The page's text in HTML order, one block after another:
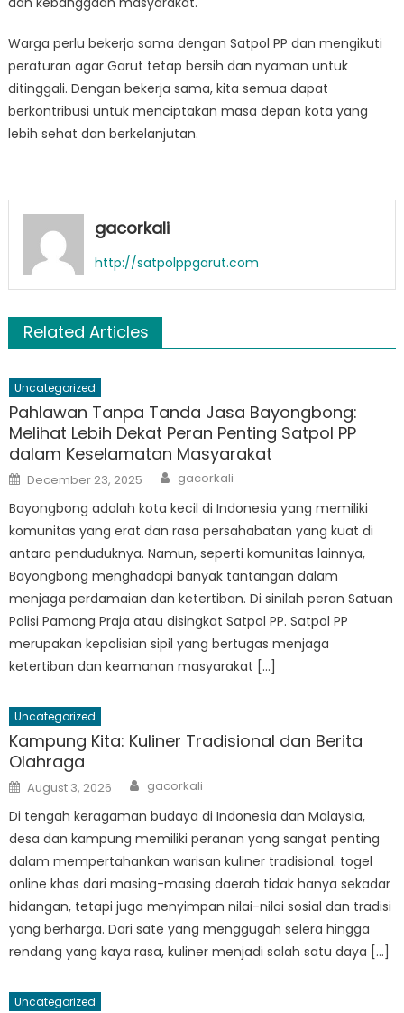
Warga perlu bekerja sama dengan Satpol PP dan mengikuti
peraturan agar Garut tetap bersih dan nyaman untuk
ditinggali. Dengan bekerja sama, kita semua dapat
berkontribusi untuk menciptakan masa depan kota yang
lebih sehat dan berkelanjutan.
gacorkali
http://satpolppgarut.com
Related Articles
Uncategorized
Pahlawan Tanpa Tanda Jasa Bayongbong:
Melihat Lebih Dekat Peran Penting Satpol PP
dalam Keselamatan Masyarakat
Posted
on
December 23, 2025 Author
gacorkali
Bayongbong adalah kota kecil di Indonesia yang memiliki
komunitas yang erat dan rasa persahabatan yang kuat di
antara penduduknya. Namun, seperti komunitas lainnya,
Bayongbong menghadapi banyak tantangan dalam
menjaga perdamaian dan ketertiban. Di sinilah peran Satuan
Polisi Pamong Praja atau disingkat Satpol PP. Satpol PP
merupakan kepolisian sipil yang bertugas menjaga
ketertiban dan keamanan masyarakat […]
Uncategorized
Kampung Kita: Kuliner Tradisional dan Berita
Olahraga
Posted
on
August 3, 2026 Author
gacorkali
Di tengah keragaman budaya di Indonesia dan Malaysia,
desa dan kampung memiliki peranan yang sangat penting
dalam mempertahankan warisan kuliner tradisional. togel
online khas dari masing-masing daerah tidak hanya sekadar
hidangan, tetapi juga menyimpan nilai-nilai sosial dan tradisi
yang berharga. Dari sate yang menggugah selera hingga
rendang yang kaya rasa, kuliner menjadi salah satu daya […]
Uncategorized